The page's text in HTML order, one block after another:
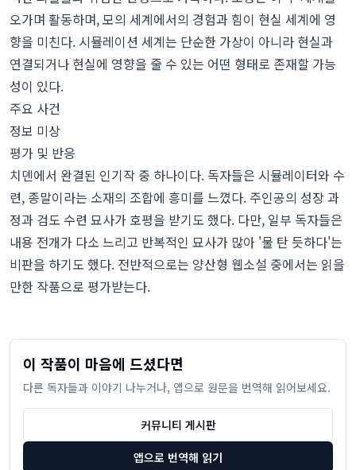
오가며 활동하며, 모의 세계에서의 경험과 힘이 현실 세계에 영
향을 미친다. 시뮬레이션 세계는 단순한 가상이 아니라 현실과
연결되거나 현실에 영향을 줄 수 있는 어떤 형태로 존재할 가능
성이 있다.
주요 사건
정보 미상
평가 및 반응
치뎬에서 완결된 인기작 중 하나이다. 독자들은 시뮬레이터와 수
련, 종말이라는 소재의 조합에 흥미를 느꼈다. 주인공의 성장 과
정과 검도 수련 묘사가 호평을 받기도 했다. 다만, 일부 독자들은
내용 전개가 다소 느리고 반복적인 묘사가 많아 '물 탄 듯하다'는
비판을 하기도 했다. 전반적으로는 양산형 웹소설 중에서는 읽을
만한 작품으로 평가받는다.
이 작품이 마음에 드셨다면
다른 독자들과 이야기 나누거나, 앱으로 원문을 번역해 읽어보세요.
커뮤니티 게시판
앱으로 번역해 읽기